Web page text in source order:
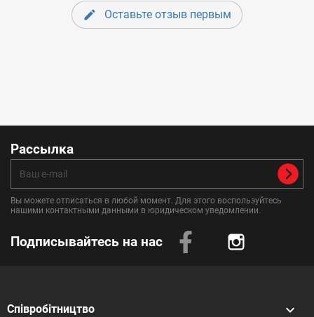
Оставьте отзыв первым
Рассылка
Вы можете отписаться в любой момент. Для этого воспользуйтесь
нашими контактными данными в юридическом уведомлении.
Подписывайтесь на нас
Співробітництво 